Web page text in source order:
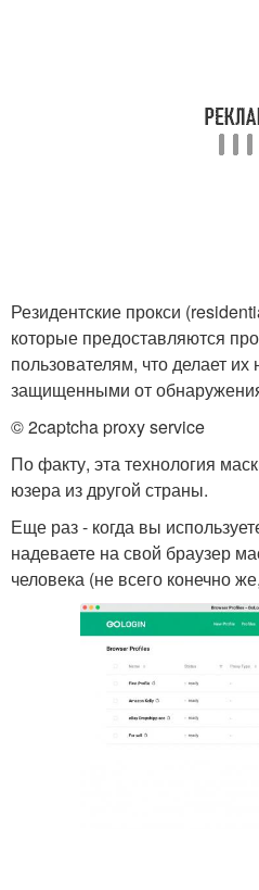
Резидентские прокси
которые предоставляются
пользователям, что делает
защищенными от
© 2captcha proxy service
По факту, эта технология
юзера из другой страны.
Еще раз - когда вы
надеваете на свой браузер
человека (не всего конечно